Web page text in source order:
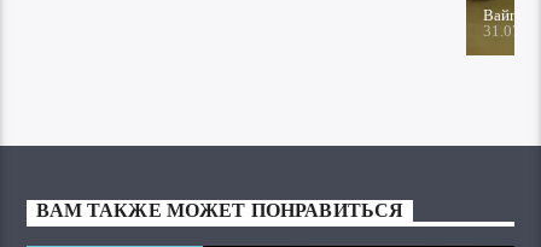
Вайгель
ВАМ ТАКЖЕ МОЖЕТ ПОНРАВИТЬСЯ